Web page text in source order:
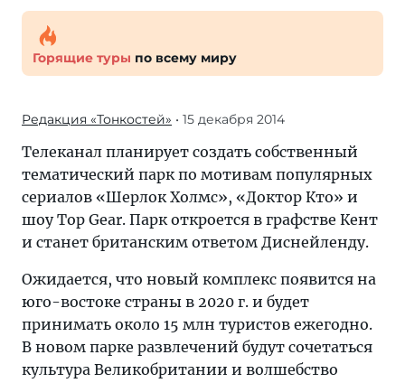
Горящие туры по всему миру
Редакция «Тонкостей» • 15 декабря 2014
Телеканал планирует создать собственный
тематический парк по мотивам популярных
сериалов «Шерлок Холмс», «Доктор Кто» и
шоу Top Gear. Парк откроется в графстве Кент
и станет британским ответoм Диснейленду.
Ожидается, что новый комплекс появится на
юго-востоке страны в 2020 г. и будет
принимать около 15 млн туристов ежегодно.
В новом парке развлечений будут сочетаться
культура Великобритании и волшебcтво